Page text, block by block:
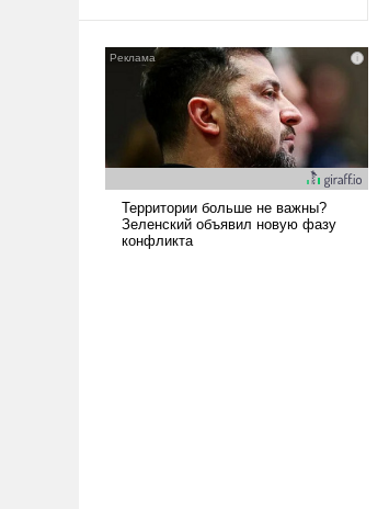
и ее реализация радикально
поднимет наши боевые
возможности.